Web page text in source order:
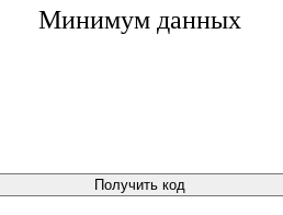
Минимум данных
Получить код